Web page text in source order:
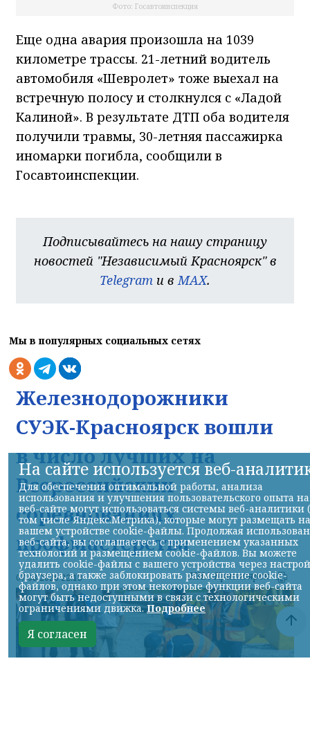
Фото: Госавтоинспекция
Еще одна авария произошла на 1039
километре трассы. 21-летний водитель
автомобиля «Шевролет» тоже выехал на
встречную полосу и столкнулся с «Ладой
Калиной». В результате ДТП оба водителя
получили травмы, 30-летняя пассажирка
иномарки погибла, сообщили в
Госавтоинспекции.
Подписывайтесь на нашу страницу
новостей "Независимый Красноярск" в
Telegram и в MAX.
Мы в популярных социальных сетях
Железнодорожники
СУЭК-Красноярск вошли
в число лучших на
Всероссийских
соревнованиях
профмастерства
07.08.2026 22:13 НИА-Красноярск
На сайте используется веб-
Для обеспечения оптимальной работы, анализа
использования и улучшения пользовательского опыта на
веб-сайте могут использоваться системы веб-аналитики
том числе Яндекс.Метрика), которые могут размещать на
вашем устройстве cookie-файлы. Продолжая
веб-сайта, вы соглашаетесь с применением указанных
технологий и размещением cookie-файлов. Вы можете
удалить cookie-файлы с вашего устройства через
браузера, а также заблокировать размещение cookie-
файлов, однако при этом некоторые функции веб-сайта
могут быть недоступными в связи с технологическими
ограничениями движка. Подробнее
Я согласен